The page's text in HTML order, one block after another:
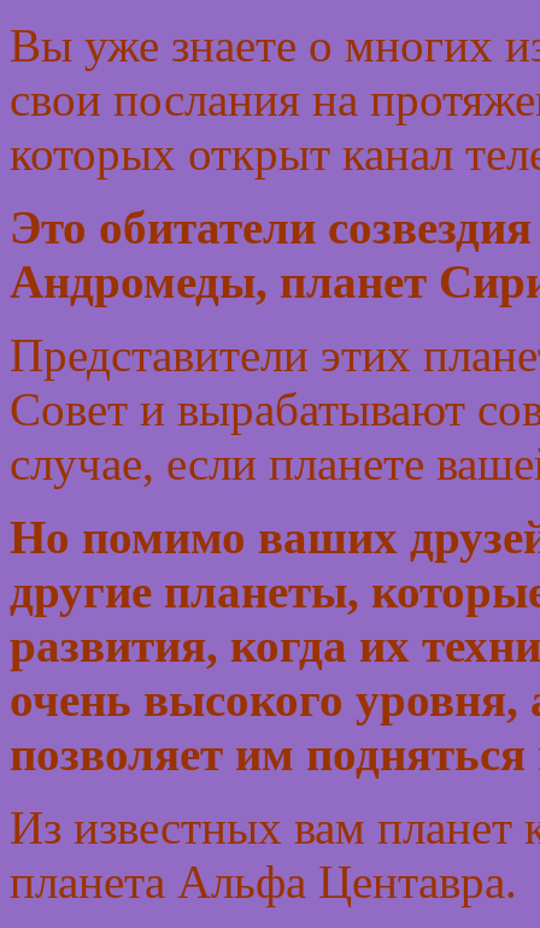
Вы уже знаете о многих
свои послания на
которых открыт канал
Это обитатели
Андромеды, планет
Представители этих
Совет и вырабатывают
случае, если планете
Но помимо ваших
другие планеты,
развития, когда их
очень высокого уровня,
позволяет им
Из известных вам планет
планета Альфа Центавра.